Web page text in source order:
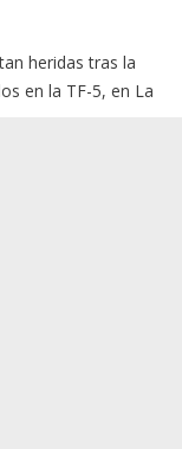
heridas tras la
en la TF-5, en La